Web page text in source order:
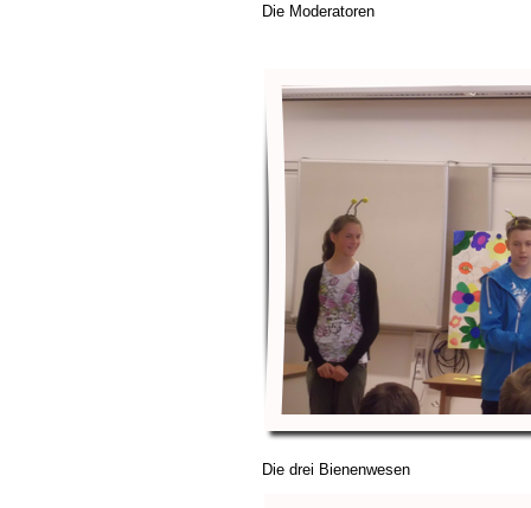
Die Moderatoren
Die drei Bienenwesen